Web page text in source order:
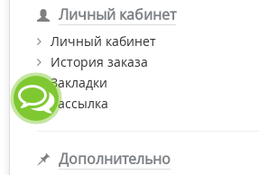
Личный кабинет
Личный кабинет
История заказа
Закладки
Рассылка
Дополнительно